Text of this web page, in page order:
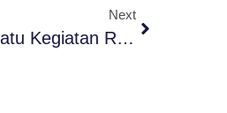
Next
Kunjungi Keraton Kasepuhan Cirebon, Salah Satu Kegiatan Rihlah Santri Pondok Pesantren Darul Ma’arif